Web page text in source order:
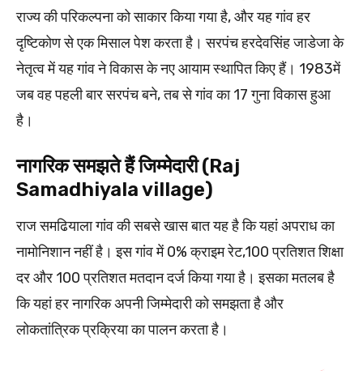
राज्य की परिकल्पना को साकार किया गया है, और यह गांव हर
दृष्टिकोण से एक मिसाल पेश करता है। सरपंच हरदेवसिंह जाडेजा के
नेतृत्व में यह गांव ने विकास के नए आयाम स्थापित किए हैं। 1983में
जब वह पहली बार सरपंच बने, तब से गांव का 17 गुना विकास हुआ
है।
नागरिक समझते हैं जिम्मेदारी (Raj
Samadhiyala village)
राज समढियाला गांव की सबसे खास बात यह है कि यहां अपराध का
नामोनिशान नहीं है। इस गांव में 0% क्राइम रेट,100 प्रतिशत शिक्षा
दर और 100 प्रतिशत मतदान दर्ज किया गया है। इसका मतलब है
कि यहां हर नागरिक अपनी जिम्मेदारी को समझता है और
लोकतांत्रिक प्रक्रिया का पालन करता है।